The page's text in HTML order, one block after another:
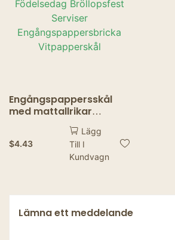
Engångspappersskål
med mattallrikar
Födelsedag Bröllopsfest
Engångspappersbricka
Vitpapperskål
$4.43
Lägg
Till I
Kundvagn
Lämna ett meddelande